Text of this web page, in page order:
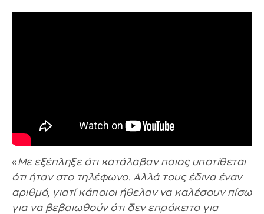
«Με εξέπληξε ότι κατάλαβαν ποιος υποτίθεται
ότι ήταν στο τηλέφωνο. Αλλά τους έδινα έναν
αριθμό, γιατί κάποιοι ήθελαν να καλέσουν πίσω
για να βεβαιωθούν ότι δεν επρόκειτο για